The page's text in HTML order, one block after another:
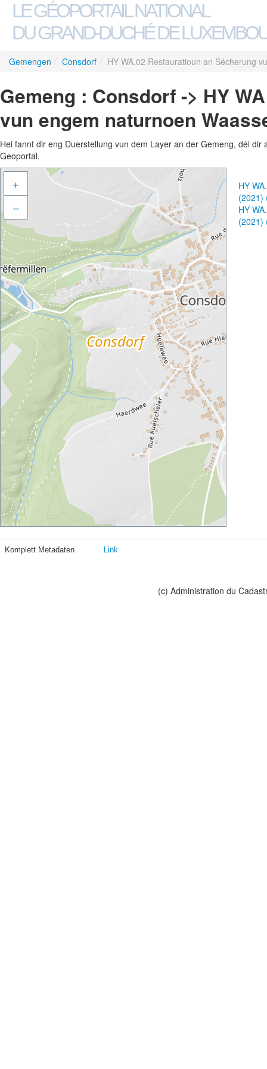
LE GÉOPORTAIL NATIONAL
DU GRAND-DUCHÉ DE
Gemengen / Consdorf / HY WA.02 Restauratioun an Sécherung
Gemeng : Consdorf -> HY
vun engem naturnoen
Hei fannt dir eng Duerstellung vun dem Layer an der Gemeng, déi
Geoportal.
+
–
HY
(2021)
HY
(2021)
Komplett Metadaten Link
(c) Administration du